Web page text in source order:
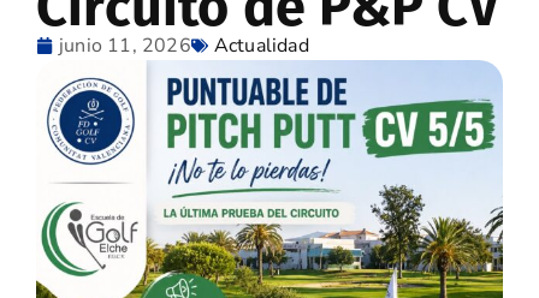
junio 11, 2026 Actualidad